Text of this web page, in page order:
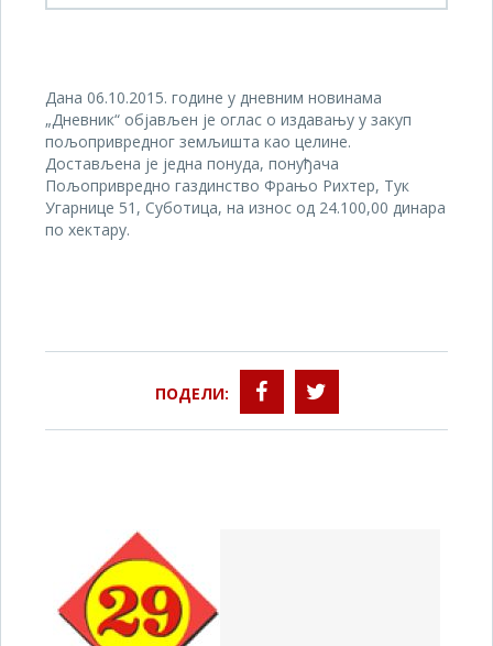
Дана 06.10.2015. године у дневним новинама
„Дневник“ објављен је оглас о издавању у закуп
пољопривредног земљишта као целине.
Достављена је једна понуда, понуђача
Пољопривредно газдинство Фрањо Рихтер, Тук
Угарнице 51, Суботица, на износ од 24.100,00 динара
по хектару.
ПОДЕЛИ: